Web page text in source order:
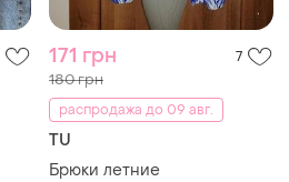
171 грн 7
180 грн
распродажа до 09 авг.
TU
Брюки летние